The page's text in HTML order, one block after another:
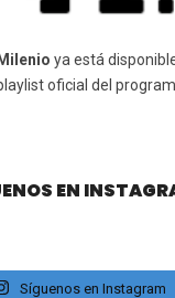
ya está
oficial del
EN
Síguenos en Instagram